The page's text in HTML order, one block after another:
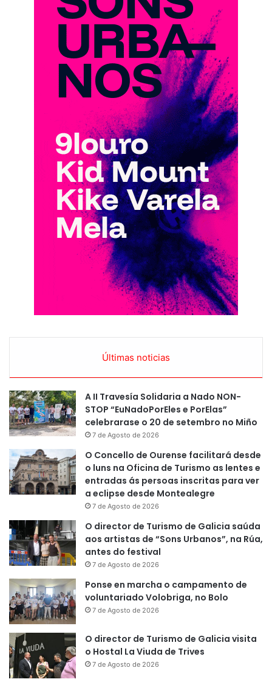
Últimas noticias
A II Travesía Solidaria a Nado NON-
STOP “EuNadoPorEles e PorElas”
celebrarase o 20 de setembro no Miño
7 de Agosto de 2026
O Concello de Ourense facilitará desde
o luns na Oficina de Turismo as lentes e
entradas ás persoas inscritas para ver
a eclipse desde Montealegre
7 de Agosto de 2026
O director de Turismo de Galicia saúda
aos artistas de “Sons Urbanos”, na Rúa,
antes do festival
7 de Agosto de 2026
Ponse en marcha o campamento de
voluntariado Volobriga, no Bolo
7 de Agosto de 2026
O director de Turismo de Galicia visita
o Hostal La Viuda de Trives
7 de Agosto de 2026